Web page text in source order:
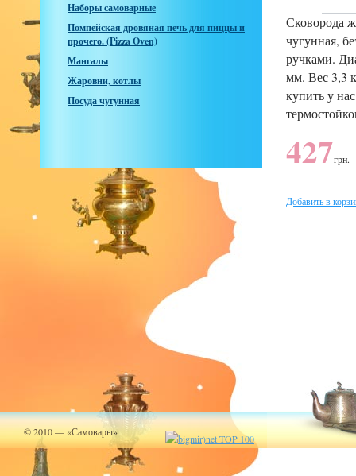
Наборы самоварные
Помпейская дровяная печь для пиццы и
прочего. (Pizza Oven)
Мангалы
Жаровни, котлы
Посуда чугунная
Сковорода
чугунная,
ручками.
мм. Вес 3,3
купить у
427грн.
Добавить в
© 2010 — «Самовары»